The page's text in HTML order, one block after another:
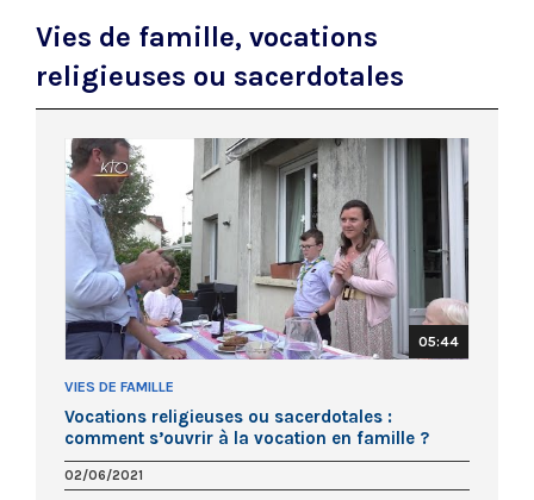
Vies de famille, vocations
religieuses ou sacerdotales
05:44
VIES DE FAMILLE
Vocations religieuses ou sacerdotales :
comment s’ouvrir à la vocation en famille ?
(1/5)
02/06/2021